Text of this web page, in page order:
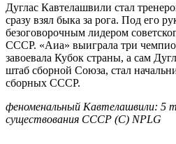
Дуглас Кавтелашвили стал
сразу взял быка за рога. Под его
безоговорочным лидером
СССР. «Аиа» выиграла три
завоевала Кубок страны, а сам
штаб сборной Союза, стал
сборных СССР.
феноменальный Кавтелашвили: 5
существования СССР (С) NPLG